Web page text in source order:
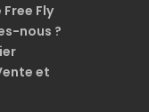
Free Fly
nous ?
et